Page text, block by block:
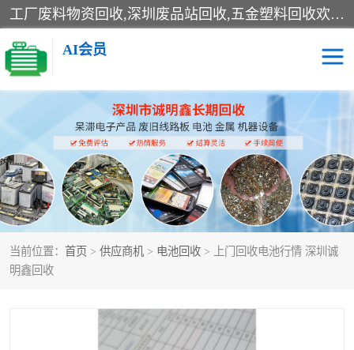
工厂废料物资回收,深圳废品站回收,五金塑料回收欢迎有金属、塑料、电子、电线、废旧设备、废铜、锡渣、线路板、镀银废料、废IC、电子零件、电子脚，等其他废旧物资的单位及个人联系洽谈。对提供息者我们可以提供优厚的业务提成（佣金）。
AI会员
当前位置： 首页 > 供应商机 > 电池回收 > 上门回收电池行情 深圳诚
明鑫回收
线路板回收 电子回收
电子产品回收 电池回收
金属回收 机器设备回收